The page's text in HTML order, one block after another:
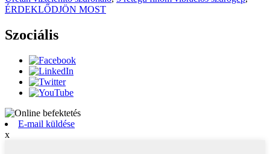
ÉRDEKLŐDJÖN MOST
Szociális
E-mail küldése
x